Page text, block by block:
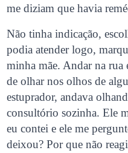
me diziam que havia
Não tinha indicação,
podia atender logo,
minha mãe. Andar na
de olhar nos olhos de
estuprador, andava
consultório sozinha. Ele
eu contei e ele me
deixou? Por que não